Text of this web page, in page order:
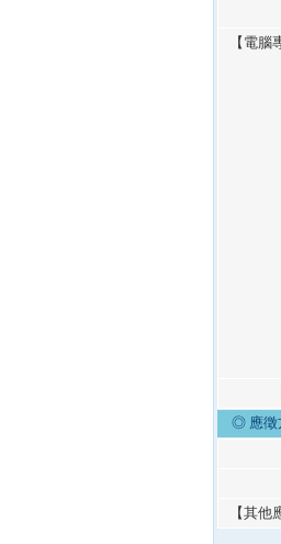
【電腦
◎ 應徵
【其他